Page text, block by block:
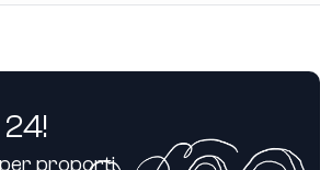
per proporti